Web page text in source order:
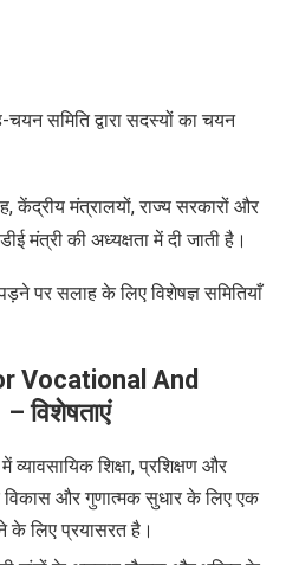
समिति द्वारा सदस्यों का चयन
,केंद्रीय मंत्रालयों,राज्य सरकारों और
मंत्री की अध्यक्षता में दी जाती है।
पर सलाह के लिए विशेषज्ञ समितियाँ
Vocational And
–विशेषताएं
व्यावसायिक शिक्षा,प्रशिक्षण और
विकास और गुणात्मक सुधार के लिए एक
के लिए प्रयासरत है।